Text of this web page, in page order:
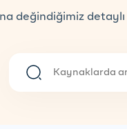
değindiğimiz